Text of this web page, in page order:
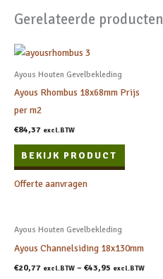
Gerelateerde producten
Ayous Houten Gevelbekleding
Ayous Rhombus 18x68mm Prijs
per m2
€84,37 excl.BTW
BEKIJK PRODUCT
Offerte aanvragen
Ayous Houten Gevelbekleding
Ayous Channelsiding 18x130mm
€20,77 excl.BTW –€43,95 excl.BTW